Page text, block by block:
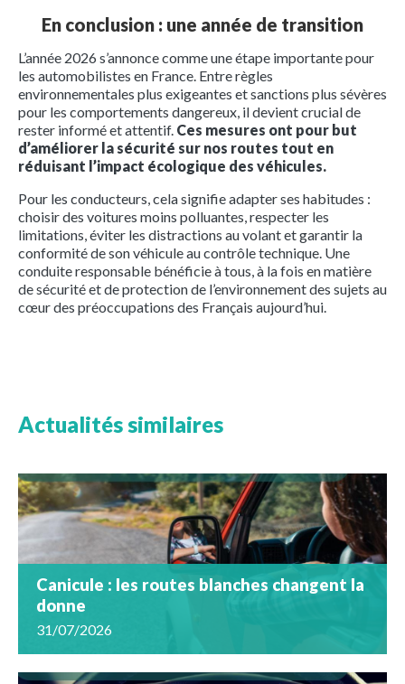
En conclusion : une année de transition
L’année 2026 s’annonce comme une étape importante pour
les automobilistes en France. Entre règles
environnementales plus exigeantes et sanctions plus sévères
pour les comportements dangereux, il devient crucial de
rester informé et attentif. Ces mesures ont pour but
d’améliorer la sécurité sur nos routes tout en
réduisant l’impact écologique des véhicules.
Pour les conducteurs, cela signifie adapter ses habitudes :
choisir des voitures moins polluantes, respecter les
limitations, éviter les distractions au volant et garantir la
conformité de son véhicule au contrôle technique. Une
conduite responsable bénéficie à tous, à la fois en matière
de sécurité et de protection de l’environnement des sujets au
cœur des préoccupations des Français aujourd’hui.
Actualités similaires
Canicule : les routes blanches changent la
donne
31/07/2026